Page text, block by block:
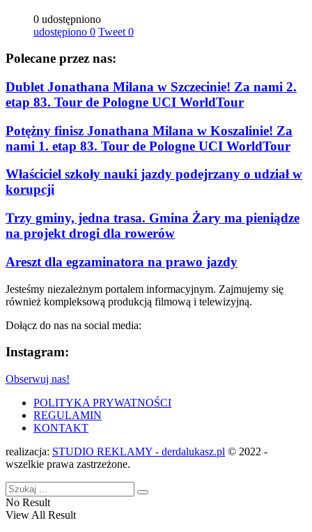
0 udostępniono
udostępiono 0 Tweet 0
Polecane przez nas:
Dublet Jonathana Milana w Szczecinie! Za nami 2.
etap 83. Tour de Pologne UCI WorldTour
Potężny finisz Jonathana Milana w Koszalinie! Za
nami 1. etap 83. Tour de Pologne UCI WorldTour
Właściciel szkoły nauki jazdy podejrzany o udział w
korupcji
Trzy gminy, jedna trasa. Gmina Żary ma pieniądze
na projekt drogi dla rowerów
Areszt dla egzaminatora na prawo jazdy
Jesteśmy niezależnym portalem informacyjnym. Zajmujemy się
również kompleksową produkcją filmową i telewizyjną.
Dołącz do nas na social media:
Instagram:
Obserwuj nas!
POLITYKA PRYWATNOŚCI
REGULAMIN
KONTAKT
realizacja: STUDIO REKLAMY - derdalukasz.pl © 2022 -
wszelkie prawa zastrzeżone.
No Result
View All Result